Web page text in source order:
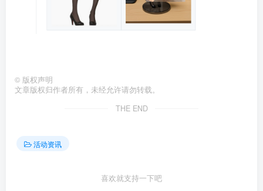
© 版权声明
文章版权归作者所有，未经允许请勿转载。
THE END
活动资讯
喜欢就支持一下吧